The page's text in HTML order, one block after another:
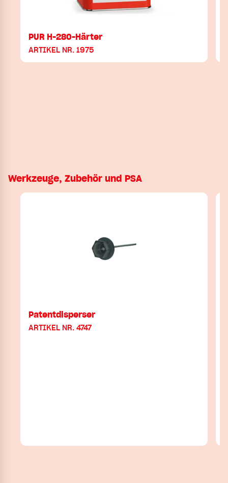
PUR H-280-Härter
ARTIKEL NR. 1975
Werkzeuge, Zubehör und PSA
Patentdisperser
ARTIKEL NR. 4747